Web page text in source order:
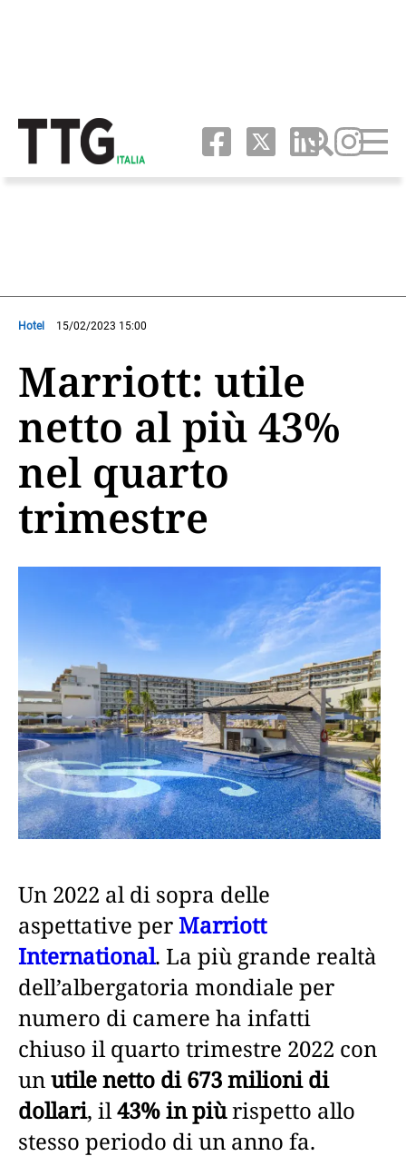
Hotel 15/02/2023 15:00
Marriott: utile
netto al più 43%
nel quarto
trimestre
Un 2022 al di sopra delle
aspettative perMarriott
International. La più grande realtà
dell’albergatoria mondiale per
numero di camere ha infatti
chiuso il quarto trimestre 2022 con
unutile netto di 673 milioni di
dollari, il43% in piùrispetto allo
stesso periodo di un anno fa.